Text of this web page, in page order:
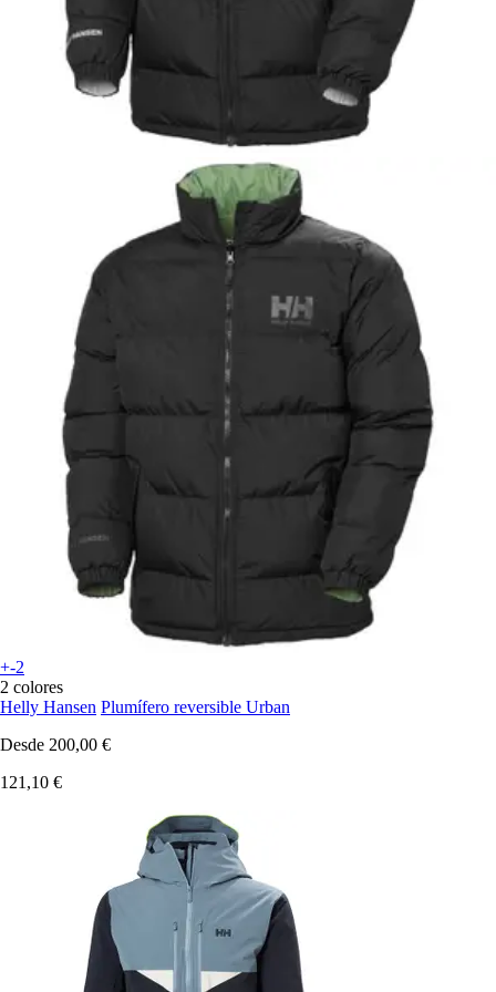
+-2
2 colores
Helly Hansen Plumífero reversible Urban
Desde 200,00 €
121,10 €